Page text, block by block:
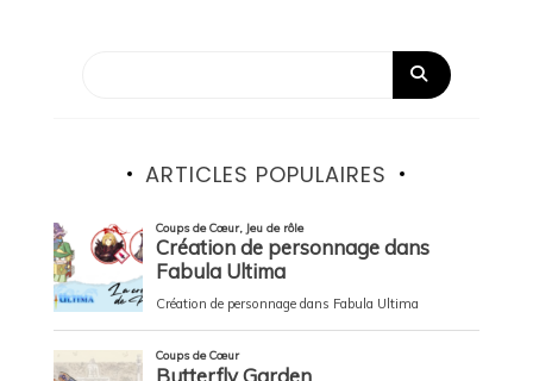
ARTICLES POPULAIRES